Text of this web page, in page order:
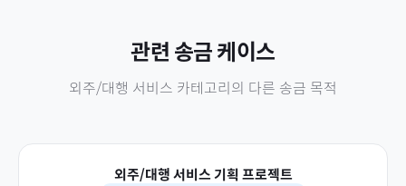
관련 송금 케이스
외주/대행 서비스 카테고리의 다른 송금 목적
외주/대행 서비스 기획 프로젝트